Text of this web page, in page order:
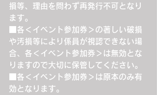
損等、理由を問わず再発行不可となり
ます。
■各＜イベント参加券＞の著しい破損
や汚損等により係員が視認できない場
合、各＜イベント参加券＞は無効とな
りますので大切に保管してください。
■各＜イベント参加券＞は原本のみ有
効となります。